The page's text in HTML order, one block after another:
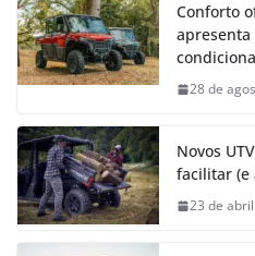
Conforto
apresenta
28 de
Novos
facilitar (e
23 de